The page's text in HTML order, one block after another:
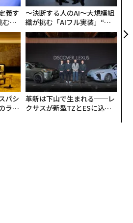
義す
ス
〜決断する人のAI〜大規模組
織が挑む「AIフル実装」“使
う”企業から“動く”企業へ【N
TTドコモビジネス×PwC】
パシ
ラグ
革新は下山で生まれる──レ
クサスが新型TZとESに込め